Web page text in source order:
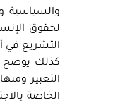
والسياسية
لحقوق
التشريع في
كذلك يوضح